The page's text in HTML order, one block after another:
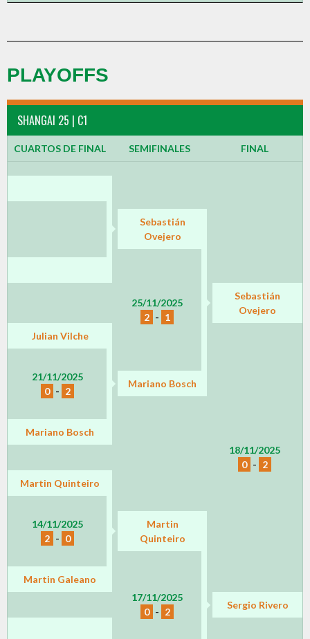
PLAYOFFS
SHANGAI 25 | C1
CUARTOS DE FINAL SEMIFINALES FINAL
Sebastián
Ovejero
25/11/2025
2 - 1
Sebastián
Ovejero
Julian Vilche
18/11/2025
0 - 2
21/11/2025
0 - 2
Mariano Bosch
Mariano Bosch
Martin Quinteiro
14/11/2025
2 - 0
Martin
Quinteiro
17/11/2025
0 - 2
Martin Galeano
Sergio Rivero